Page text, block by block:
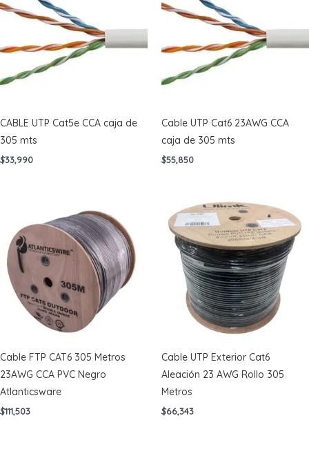
CABLE UTP Cat5e CCA caja de
305 mts
$33,990
Cable UTP Cat6 23AWG CCA
caja de 305 mts
$55,850
Cable FTP CAT6 305 Metros
23AWG CCA PVC Negro
Atlanticsware
$111,503
Cable UTP Exterior Cat6
Aleación 23 AWG Rollo 305
Metros
$66,343